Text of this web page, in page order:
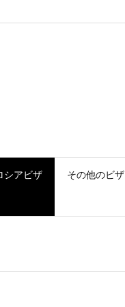
シアビザ その他のビザ